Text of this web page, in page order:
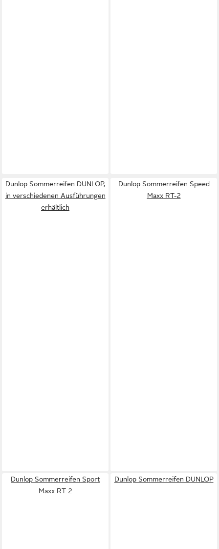
Dunlop Sommerreifen DUNLOP,
in verschiedenen Ausführungen
erhältlich
Dunlop Sommerreifen Speed
Maxx RT-2
Dunlop Sommerreifen Sport
Maxx RT 2
Dunlop Sommerreifen DUNLOP